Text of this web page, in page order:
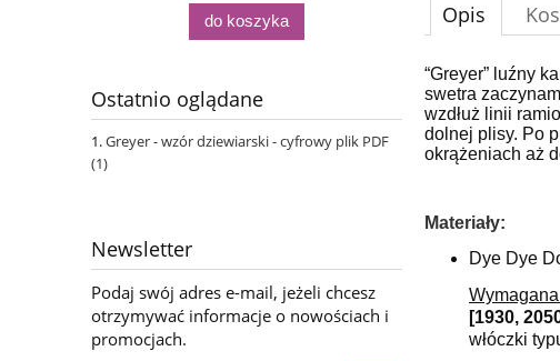
do koszyka do
Ostatnio oglądane
Greyer - wzór dziewiarski - cyfrowy plik PDF
(1)
Newsletter
Podaj swój adres e-mail, jeżeli chcesz
otrzymywać informacje o nowościach i
promocjach.
Opis
“Greyer” luźny
swetra
wzdłuż linii
dolnej plisy. Po
okrążeniach aż
Materiały:
Dye Dye
[1930,
włóczki